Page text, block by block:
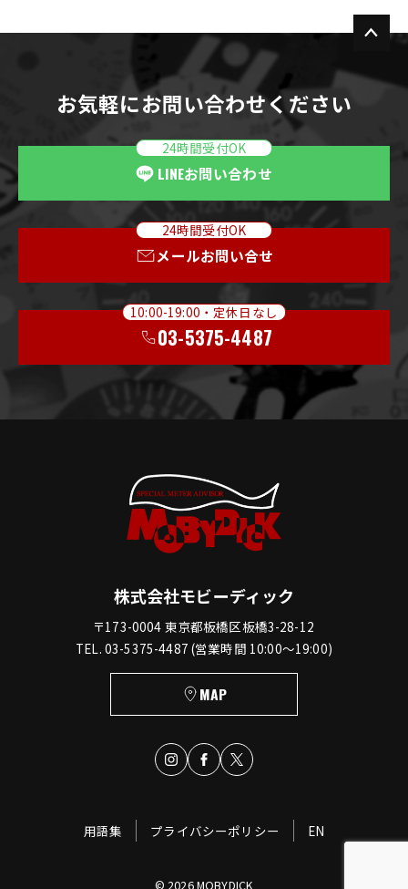
お気軽にお問い合わせください
24時間受付OK
LINEお問い合わせ
24時間受付OK
メールお問い合せ
10:00-19:00・定休日なし
03-5375-4487
株式会社モビーディック
〒173-0004 東京都板橋区板橋3-28-12
TEL. 03-5375-4487 (営業時間 10:00〜19:00)
MAP
用語集 プライバシーポリシー EN
© 2026 MOBYDICK